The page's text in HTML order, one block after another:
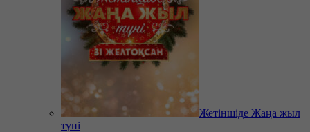
Жетіншіде Жаңа жыл
түні